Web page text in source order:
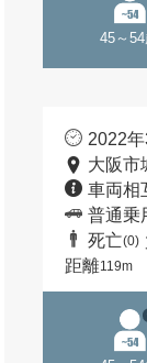
45～
2022
大阪市
車両相
普通乗
死亡(0)
距離119m